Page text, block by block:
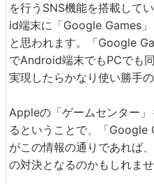
を行うSNS機能を搭載して
id端末に「Google Games
と思われます。「Google
でAndroid端末でもPCでも
実現したらかなり使い勝手
Appleの「ゲームセンター
るということで、「Google
がこの情報の通りであれば
の対決となるのかもしれませ